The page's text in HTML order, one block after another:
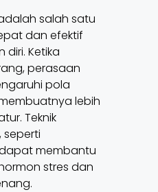
salah satu
dan efektif
diri. Ketika
perasaan
pola
lebih
Teknik
membantu
stres dan